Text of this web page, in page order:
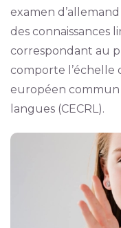
examen
des connaissances
correspondant au
comporte l’échelle
européen
langues (CECRL).